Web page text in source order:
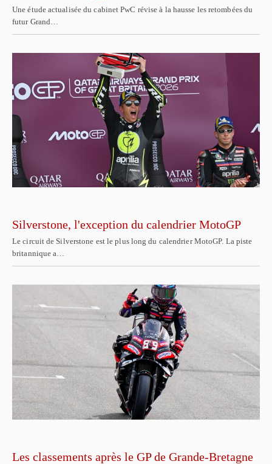
Une étude actualisée du cabinet PwC révise à la hausse les retombées du
futur Grand…
Silverstone, l'exception du calendrier MotoGP
Le circuit de Silverstone est le plus long du calendrier MotoGP. La piste
britannique a…
Les classements après le GP de Grande-Bretagne